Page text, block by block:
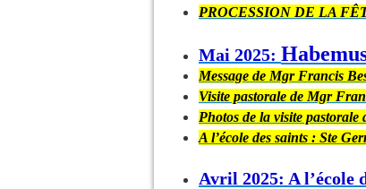
PROCESSION DE LA
Mai 2025:
Message de Mgr Francis
Visite pastorale de Mgr
Photos de la visite
A l’école des saints : Ste
Avril 2025: A l’école